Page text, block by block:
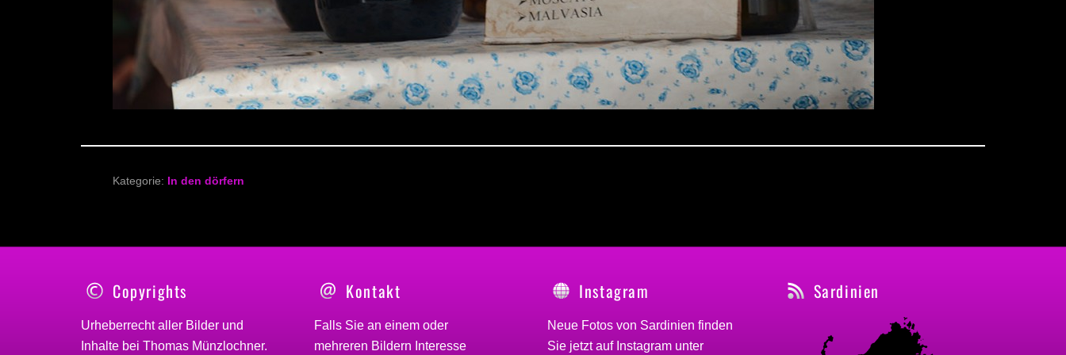
Kategorie: In den dörfern
Copyrights
Urheberrecht aller Bilder und
Inhalte bei Thomas Münzlochner.
Kontakt
Falls Sie an einem oder
mehreren Bildern Interesse
Instagram
Neue Fotos von Sardinien finden
Sie jetzt auf Instagram unter
Sardinien